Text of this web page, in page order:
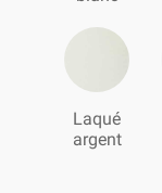
Laqué
argent